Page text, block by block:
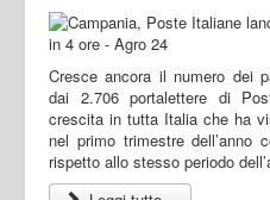
Cresce ancora il numero dei
dai 2.706 portalettere di
crescita in tutta Italia che ha
nel primo trimestre dell’anno
rispetto allo stesso periodo